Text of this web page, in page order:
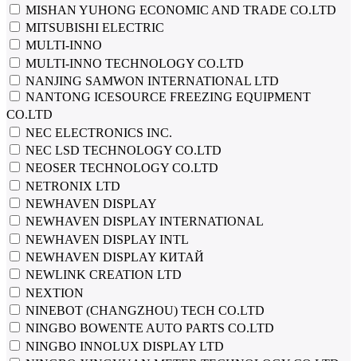
MISHAN YUHONG ECONOMIC AND TRADE CO.LTD
MITSUBISHI ELECTRIC
MULTI-INNO
MULTI-INNO TECHNOLOGY CO.LTD
NANJING SAMWON INTERNATIONAL LTD
NANTONG ICESOURCE FREEZING EQUIPMENT
CO.LTD
NEC ELECTRONICS INC.
NEC LSD TECHNOLOGY CO.LTD
NEOSER TECHNOLOGY CO.LTD
NETRONIX LTD
NEWHAVEN DISPLAY
NEWHAVEN DISPLAY INTERNATIONAL
NEWHAVEN DISPLAY INTL
NEWHAVEN DISPLAY КИТАЙ
NEWLINK CREATION LTD
NEXTION
NINEBOT (CHANGZHOU) TECH CO.LTD
NINGBO BOWENTE AUTO PARTS CO.LTD
NINGBO INNOLUX DISPLAY LTD